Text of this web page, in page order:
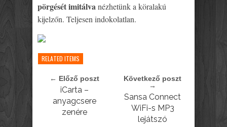
pörgését imitálvanézhetünk a köralakú
kijelzőn. Teljesen indokolatlan.
RELATED ITEMS
← Előző poszt
iCarta –
anyagcsere
zenére
Következő poszt
→
Sansa Connect
WiFi-s MP3
lejátszó